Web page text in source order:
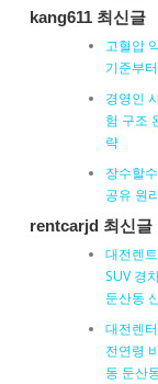
kang611 최신글
고혈압
기준부
경영인
험 구조
략
장수할
공유 원
rentcarjd 최신글
대전렌
SUV 경
둔산동
대전렌
전연령
동 둔산